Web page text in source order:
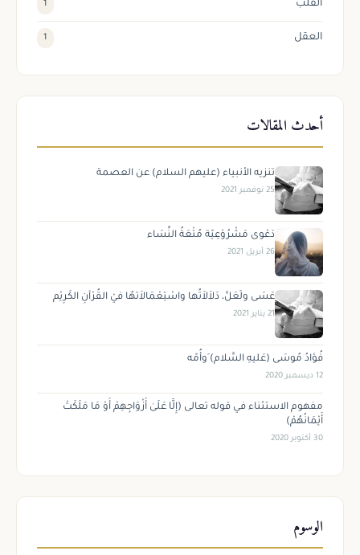
القلب 1
العقل 1
أحدث المقالات
تنزيه الأنبياء (عليهم السلام) عن العصمة
25 نوفمبر 2021
دَعْوى مَشْرُوْعِيّة مُتْعَةُ النِّسَاء
26 أبريل 2021
عَسَى ولَعَلَّ، دَلاَلاَتُها واسْتِعْمَالاَتهُا فيْ القُرْآنِ الكَرِيْم
21 يناير 2021
فُؤادُ مُوسَى (عَليهِ السَّلام) َوأُمّه
12 ديسمبر 2020
مفهوم الاستثناء في قوله تعالى (إِلَّا عَلَىٰ أَزْوَاجِهِمْ أَوْ مَا مَلَكَتْ
أَيْمَانُهُمْ)
30 أكتوبر 2020
الوسوم